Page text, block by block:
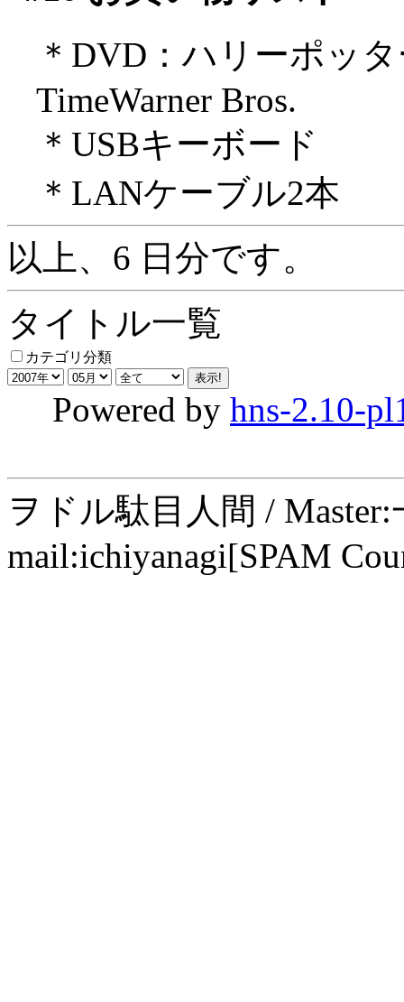
＊DVD：ハリーポッ
TimeWarner Bros.
＊USBキーボード
＊LANケーブル2本
以上、6 日分です。
タイトル一覧
カテゴリ分類
Powered by hns-2.10-
ヲドル駄目人間 /
mail:ichiyanagi[SPAM